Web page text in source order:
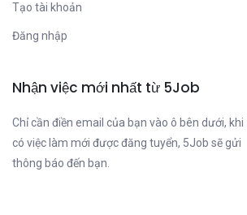
Tạo tài khoản
Đăng nhập
Nhận việc mới nhất từ 5Job
Chỉ cần điền email của bạn vào ô bên dưới, khi
có việc làm mới được đăng tuyển, 5Job sẽ gửi
thông báo đến bạn.